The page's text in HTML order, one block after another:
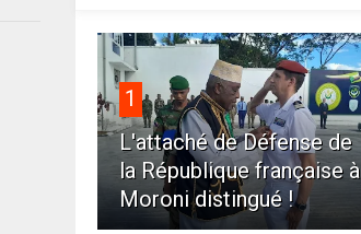
1
L'attaché de Défense de
la République française à
Moroni distingué !